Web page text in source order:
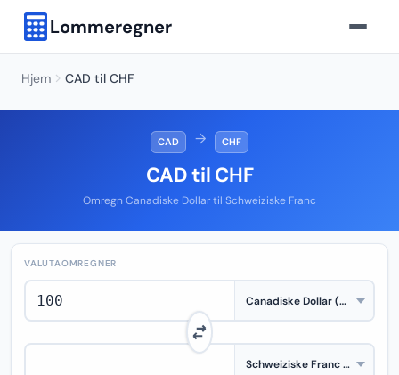
Lommeregner
Hjem CAD til CHF
CAD → CHF
CAD til CHF
Omregn Canadiske Dollar til Schweiziske Franc
VALUTAOMREGNER